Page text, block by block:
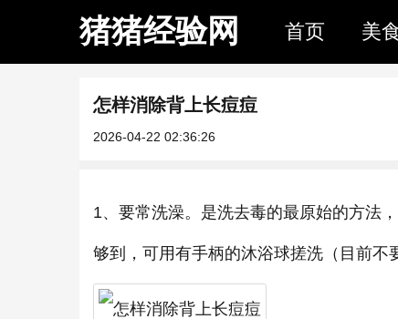
猪猪经验网 首页 美
怎样消除背上长痘痘
2026-04-22 02:36:26
1、要常洗澡。是洗去毒的最原始的方法
够到，可用有手柄的沐浴球搓洗（目前不